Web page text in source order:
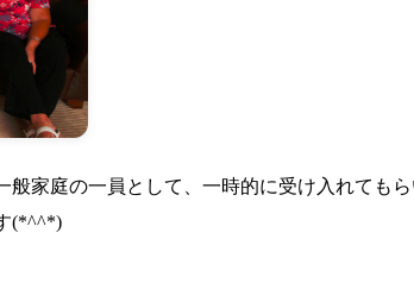
家庭の一員として、一時的に受け入れても
(*^^*)